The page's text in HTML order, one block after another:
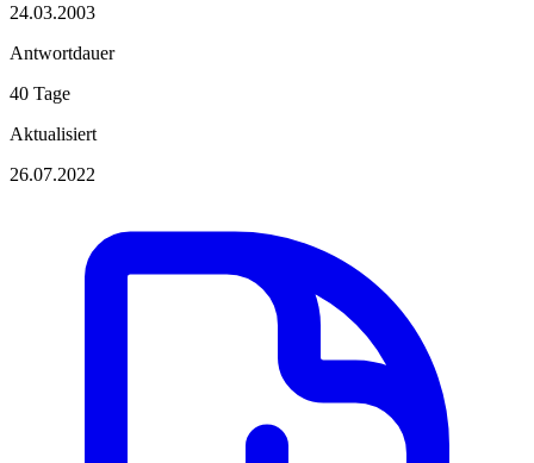
24.03.2003
Antwortdauer
40 Tage
Aktualisiert
26.07.2022